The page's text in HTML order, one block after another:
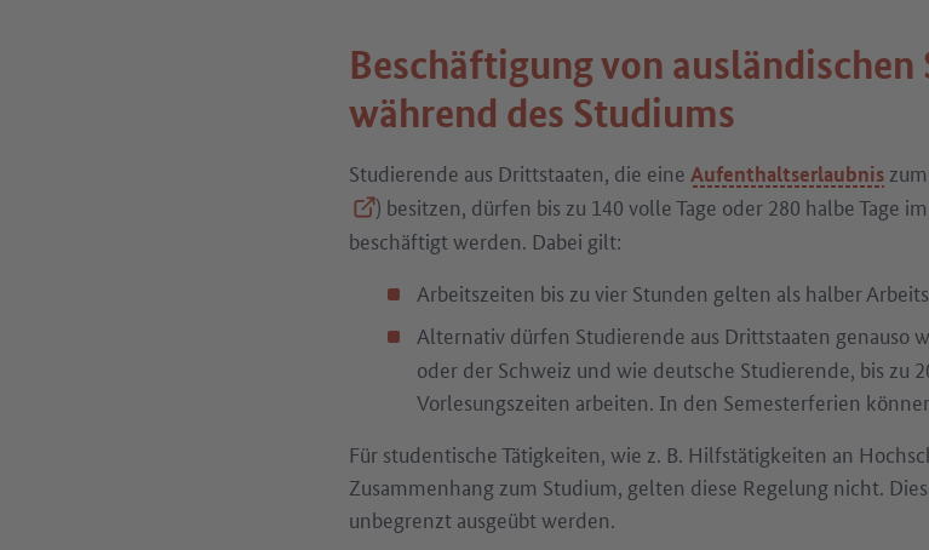
Beschäftigung von ausländischen
während des Studiums
Studierende aus Drittstaaten, die eine Aufenthaltserlaubnis
(Externer Link)
) besitzen, dürfen bis zu 140 volle Tage oder 280 halbe Tage
beschäftigt werden. Dabei gilt:
Arbeitszeiten bis zu vier Stunden gelten als halber
Alternativ dürfen Studierende aus Drittstaaten genauso
oder der Schweiz und wie deutsche Studierende, bis zu
Vorlesungszeiten arbeiten. In den Semesterferien
Für studentische Tätigkeiten, wie z. B. Hilfstätigkeiten an
Zusammenhang zum Studium, gelten diese Regelung nicht.
unbegrenzt ausgeübt werden.